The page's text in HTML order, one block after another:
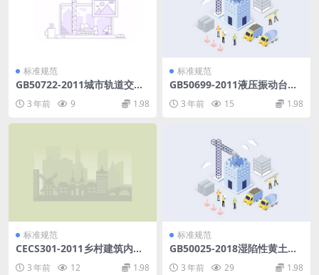
标准规范
GB50722-2011城市轨道交通
3 年前 9 1.98
标准规范
GB50699-2011液压振动台基
3 年前 15 1.98
标准规范
CECS301-2011乡村建筑内隔
3 年前 12 1.98
标准规范
GB50025-2018湿陷性黄土地
3 年前 29 1.98